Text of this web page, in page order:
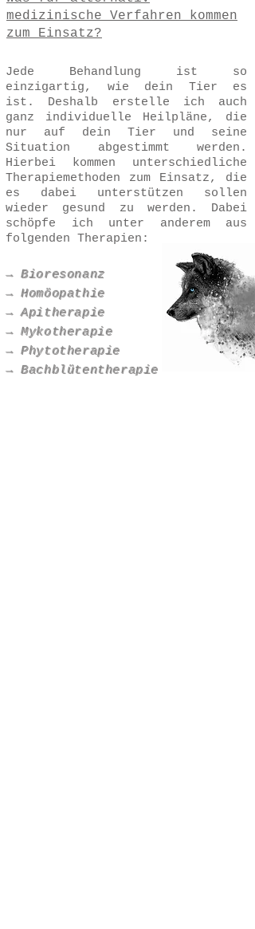
medizinische Verfahren kommen
zum Einsatz?
Jede Behandlung ist so
einzigartig, wie dein Tier es
ist. Deshalb erstelle ich auch
ganz individuelle Heilpläne, die
nur auf dein Tier und seine
Situation abgestimmt werden.
Hierbei kommen unterschiedliche
Therapiemethoden zum Einsatz, die
es dabei unterstützen sollen
wieder gesund zu werden. Dabei
schöpfe ich unter anderem aus
folgenden Therapien:​​
→ Bioresonanz
→ Homöopathie
→ Apitherapie
→ Mykotherapie
→ Phytotherapie
→ Bachblütentherapie